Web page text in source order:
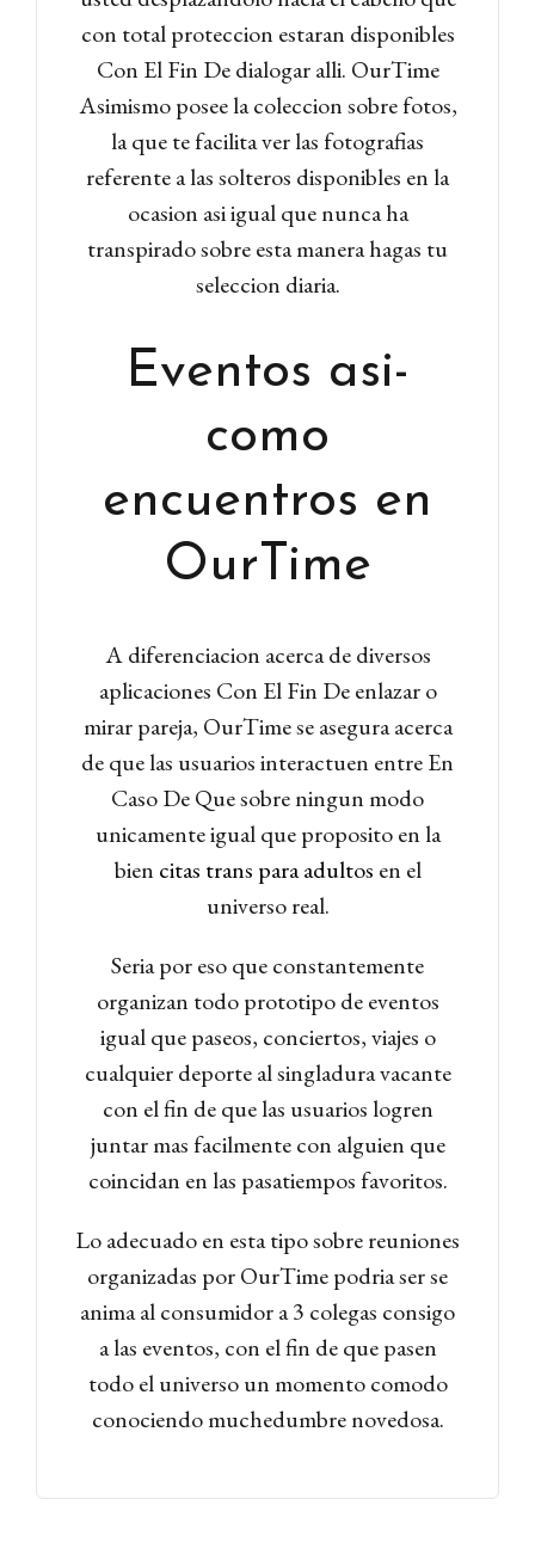
con total proteccion estaran disponibles
Con El Fin De dialogar alli. OurTime
Asimismo posee la coleccion sobre fotos,
la que te facilita ver las fotografias
referente a las solteros disponibles en la
ocasion asi igual que nunca ha
transpirado sobre esta manera hagas tu
seleccion diaria.
Eventos asi­
como
encuentros en
OurTime
A diferenciacion acerca de diversos
aplicaciones Con El Fin De enlazar o
mirar pareja, OurTime se asegura acerca
de que las usuarios interactuen entre En
Caso De Que sobre ningun modo
unicamente igual que proposito en la
bien citas trans para adultos en el
universo real.
Seria por eso que constantemente
organizan todo prototipo de eventos
igual que paseos, conciertos, viajes o
cualquier deporte al singladura vacante
con el fin de que las usuarios logren
juntar mas facilmente con alguien que
coincidan en las pasatiempos favoritos.
Lo adecuado en esta tipo sobre reuniones
organizadas por OurTime podria ser se
anima al consumidor a 3 colegas consigo
a las eventos, con el fin de que pasen
todo el universo un momento comodo
conociendo muchedumbre novedosa.
Log in
Up
Username
Password
LOGIN
Lost your password?